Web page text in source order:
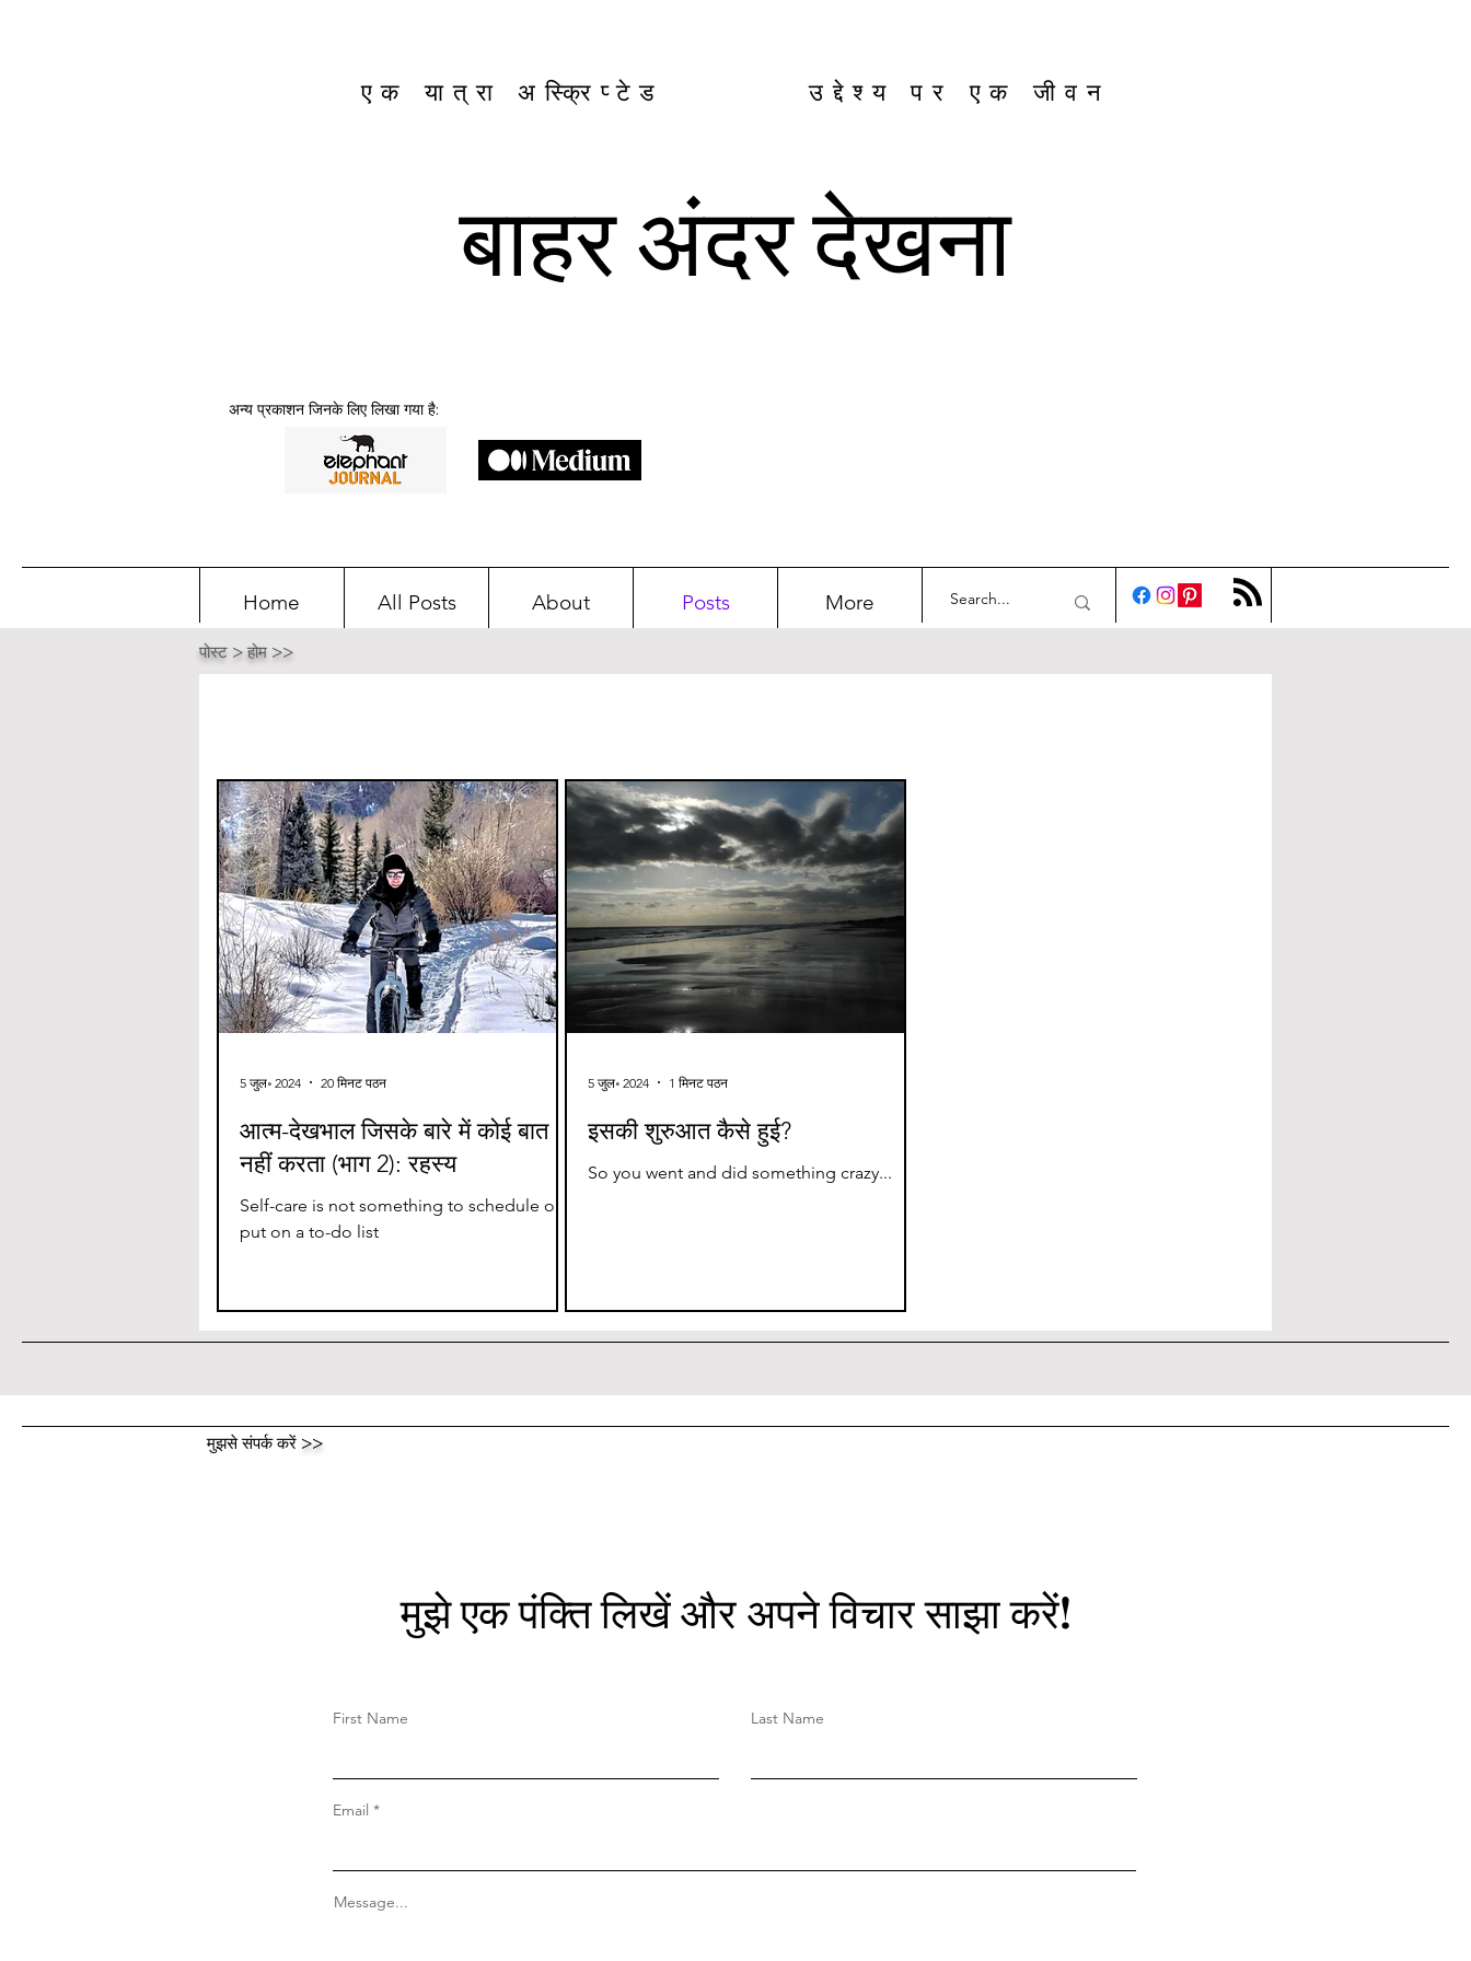
एक यात्रा अस्क्रिप्टेड उद्देश्य पर एक जीवन
बाहर अंदर देखना
अन्य प्रकाशन जिनके लिए लिखा गया है:
Home All Posts About Posts More
पोस्ट > होम >>
आत्म-देखभाल जिसके बारे में कोई बात
नहीं करता (भाग 2): रहस्य
Self-care is not something to schedule or
put on a to-do list
5 जुल॰ 2024 20 मिनट पठन
इसकी शुरुआत कैसे हुई?
So you went and did something crazy...
5 जुल॰ 2024 1 मिनट पठन
मुझसे संपर्क करें >>
मुझे एक पंक्ति लिखें और अपने विचार साझा करें!
First Name Last Name
Email
Message...